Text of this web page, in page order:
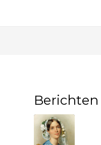
Berichten